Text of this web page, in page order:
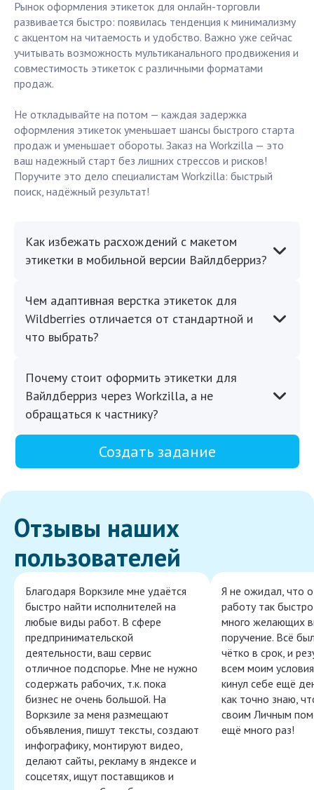
Рынок оформления этикеток для онлайн-торговли
развивается быстро: появилась тенденция к минимализму
с акцентом на читаемость и удобство. Важно уже сейчас
учитывать возможность мультиканального продвижения и
совместимость этикеток с различными форматами
продаж.
Не откладывайте на потом — каждая задержка
оформления этикеток уменьшает шансы быстрого старта
продаж и уменьшает обороты. Заказ на Workzilla — это
ваш надежный старт без лишних стрессов и рисков!
Поручите это дело специалистам Workzilla: быстрый
поиск, надёжный результат!
Как избежать расхождений с макетом
этикетки в мобильной версии Вайлдберриз?
Чем адаптивная верстка этикеток для
Wildberries отличается от стандартной и
что выбрать?
Почему стоит оформить этикетки для
Вайлдберриз через Workzilla, а не
обращаться к частнику?
Создать задание
Отзывы наших
пользователей
Благодаря Воркзиле мне удаётся
быстро найти исполнителей на
любые виды работ. В сфере
предпринимательской
деятельности, ваш сервис
отличное подспорье. Мне не нужно
содержать рабочих, т.к. пока
бизнес не очень большой. На
Воркзиле за меня размещают
объявления, пишут тексты, создают
инфографику, монтируют видео,
делают сайты, рекламу в яндексе и
соцсетях, ищут поставщиков и
Я не ожидал, что
работу так
много желающих
поручение. Всё
чётко в срок, и
всем моим
кинул себе ещё
как точно знаю,
своим Личным
ещё много раз!